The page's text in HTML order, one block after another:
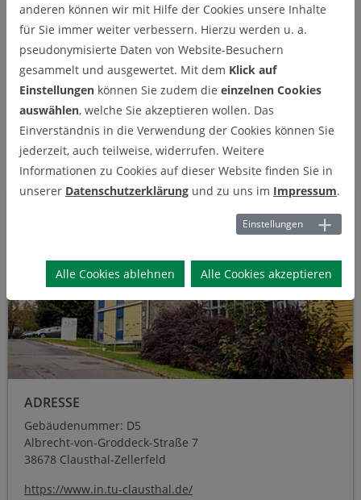
Darüber hinaus gibt es hier einen öffentlichen PC-Pool und
einen lebendigen Lernort mit SMART- und White-Boards.
Neben dem Lernort ist der Fachschaftsraum der M/I, wo unter
anderem die Sitzungen des Fachschaftrats Mathematik und
Informatik stattfinden.
Das Sommerfest der Fachschaft M/I findet in der Regel auf dem
angrenzenden Parkplatz statt.
ADRESSE
Gebäudenummer: D5
Albrecht-von-Groddeck-Straße 7
38678 Clausthal-Zellerfeld
https://www.in.tu-clausthal.de/
anderen können wir mit Hilfe der Cookies unsere Inhalte
für Sie immer weiter verbessern. Hierzu werden u. a.
pseudonymisierte Daten von Website-Besuchern
gesammelt und ausgewertet. Mit dem Klick auf
Einstellungen können Sie zudem die einzelnen Cookies
auswählen, welche Sie akzeptieren wollen. Das
Einverständnis in die Verwendung der Cookies können Sie
jederzeit, auch teilweise, widerrufen. Weitere
Informationen zu Cookies auf dieser Website finden Sie in
unserer Datenschutzerklärung und zu uns im Impressum.
Einstellungen
Alle Cookies ablehnen Alle Cookies akzeptieren